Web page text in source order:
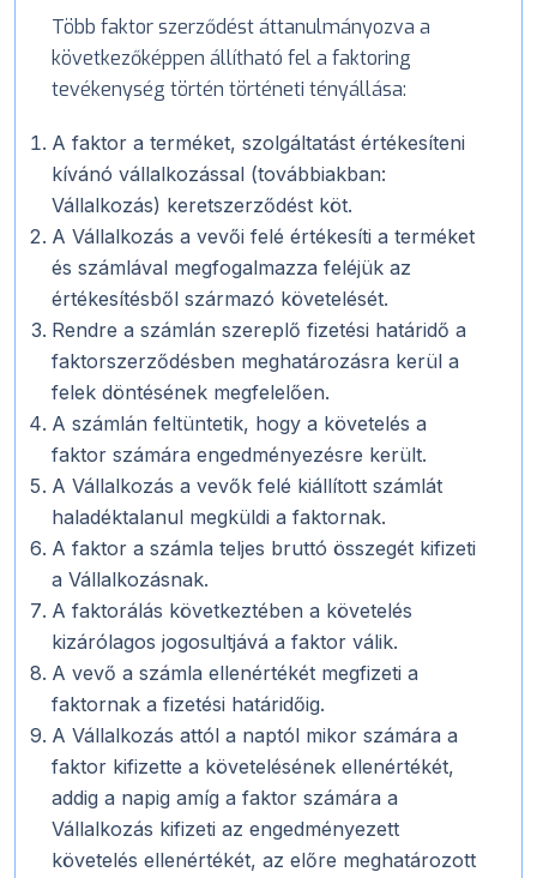
Több faktor szerződést áttanulmányozva a
következőképpen állítható fel a faktoring
tevékenység történ történeti tényállása:
A faktor a terméket, szolgáltatást értékesíteni
kívánó vállalkozással (továbbiakban:
Vállalkozás) keretszerződést köt.
A Vállalkozás a vevői felé értékesíti a terméket
és számlával megfogalmazza feléjük az
értékesítésből származó követelését.
Rendre a számlán szereplő fizetési határidő a
faktorszerződésben meghatározásra kerül a
felek döntésének megfelelően.
A számlán feltüntetik, hogy a követelés a
faktor számára engedményezésre került.
A Vállalkozás a vevők felé kiállított számlát
haladéktalanul megküldi a faktornak.
A faktor a számla teljes bruttó összegét kifizeti
a Vállalkozásnak.
A faktorálás következtében a követelés
kizárólagos jogosultjává a faktor válik.
A vevő a számla ellenértékét megfizeti a
faktornak a fizetési határidőig.
A Vállalkozás attól a naptól mikor számára a
faktor kifizette a követelésének ellenértékét,
addig a napig amíg a faktor számára a
Vállalkozás kifizeti az engedményezett
követelés ellenértékét, az előre meghatározott